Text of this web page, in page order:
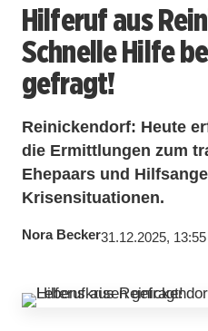
Hilferuf aus
Schnelle Hilfe
gefragt!
Reinickendorf: Heute
die Ermittlungen zum
Ehepaars und
Krisensituationen.
Nora Becker31.12.2025,